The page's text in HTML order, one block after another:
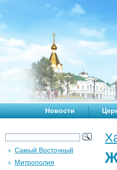
Новости
Самый Восточный
Митрополия